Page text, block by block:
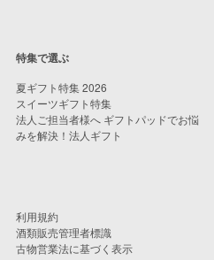
特集で選ぶ
夏ギフト特集 2026
スイーツギフト特集
法人ご担当者様へ ギフトパッドでお悩
みを解決！法人ギフト
利用規約
酒類販売管理者標識
古物営業法に基づく表示